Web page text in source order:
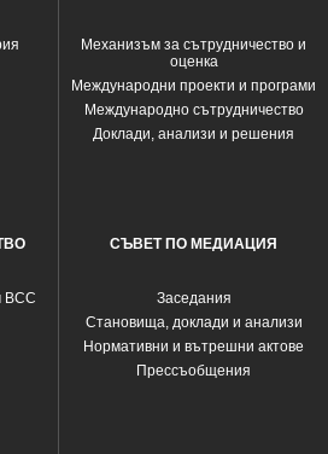
Механизъм за сътрудничество и
оценка
Международни проекти и програми
Международно сътрудничество
Доклади, анализи и решения
ВСС
СЪВЕТ ПО МЕДИАЦИЯ
Заседания
Становища, доклади и анализи
Нормативни и вътрешни актове
Прессъобщения